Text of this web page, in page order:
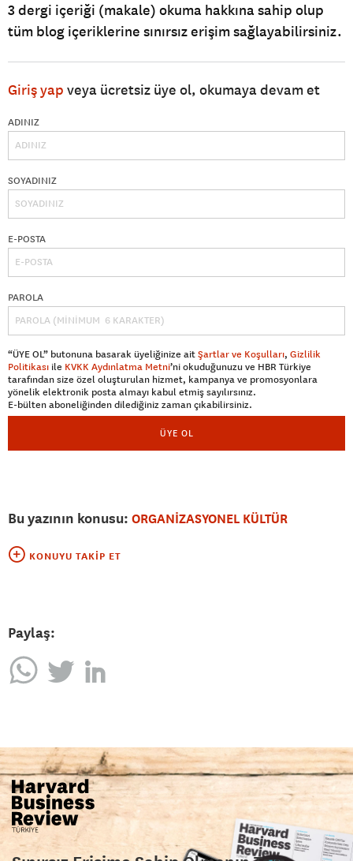
3 dergi içeriği (makale) okuma hakkına sahip olup
tüm blog içeriklerine sınırsız erişim sağlayabilirsiniz.
Giriş yap veya ücretsiz üye ol, okumaya devam et
ADINIZ
SOYADINIZ
E-POSTA
PAROLA
“ÜYE OL” butonuna basarak üyeliğinize aitŞartlar ve Koşulları, Gizlilik
Politikası ile KVKK Aydınlatma Metni’ni okuduğunuzu ve HBR Türkiye
tarafından size özel oluşturulan hizmet, kampanya ve promosyonlara
yönelik elektronik posta almayı kabul etmiş sayılırsınız.
E-bülten aboneliğinden dilediğiniz zaman çıkabilirsiniz.
ÜYE OL
Bu yazının konusu: ORGANİZASYONEL KÜLTÜR
KONUYU TAKIP ET
Paylaş: